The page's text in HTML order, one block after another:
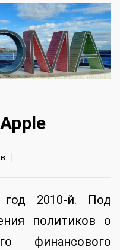
год 2010-й. Под
политиков о
финансового